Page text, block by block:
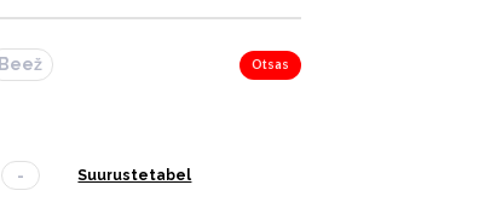
Beež Otsas
- Suurustetabel